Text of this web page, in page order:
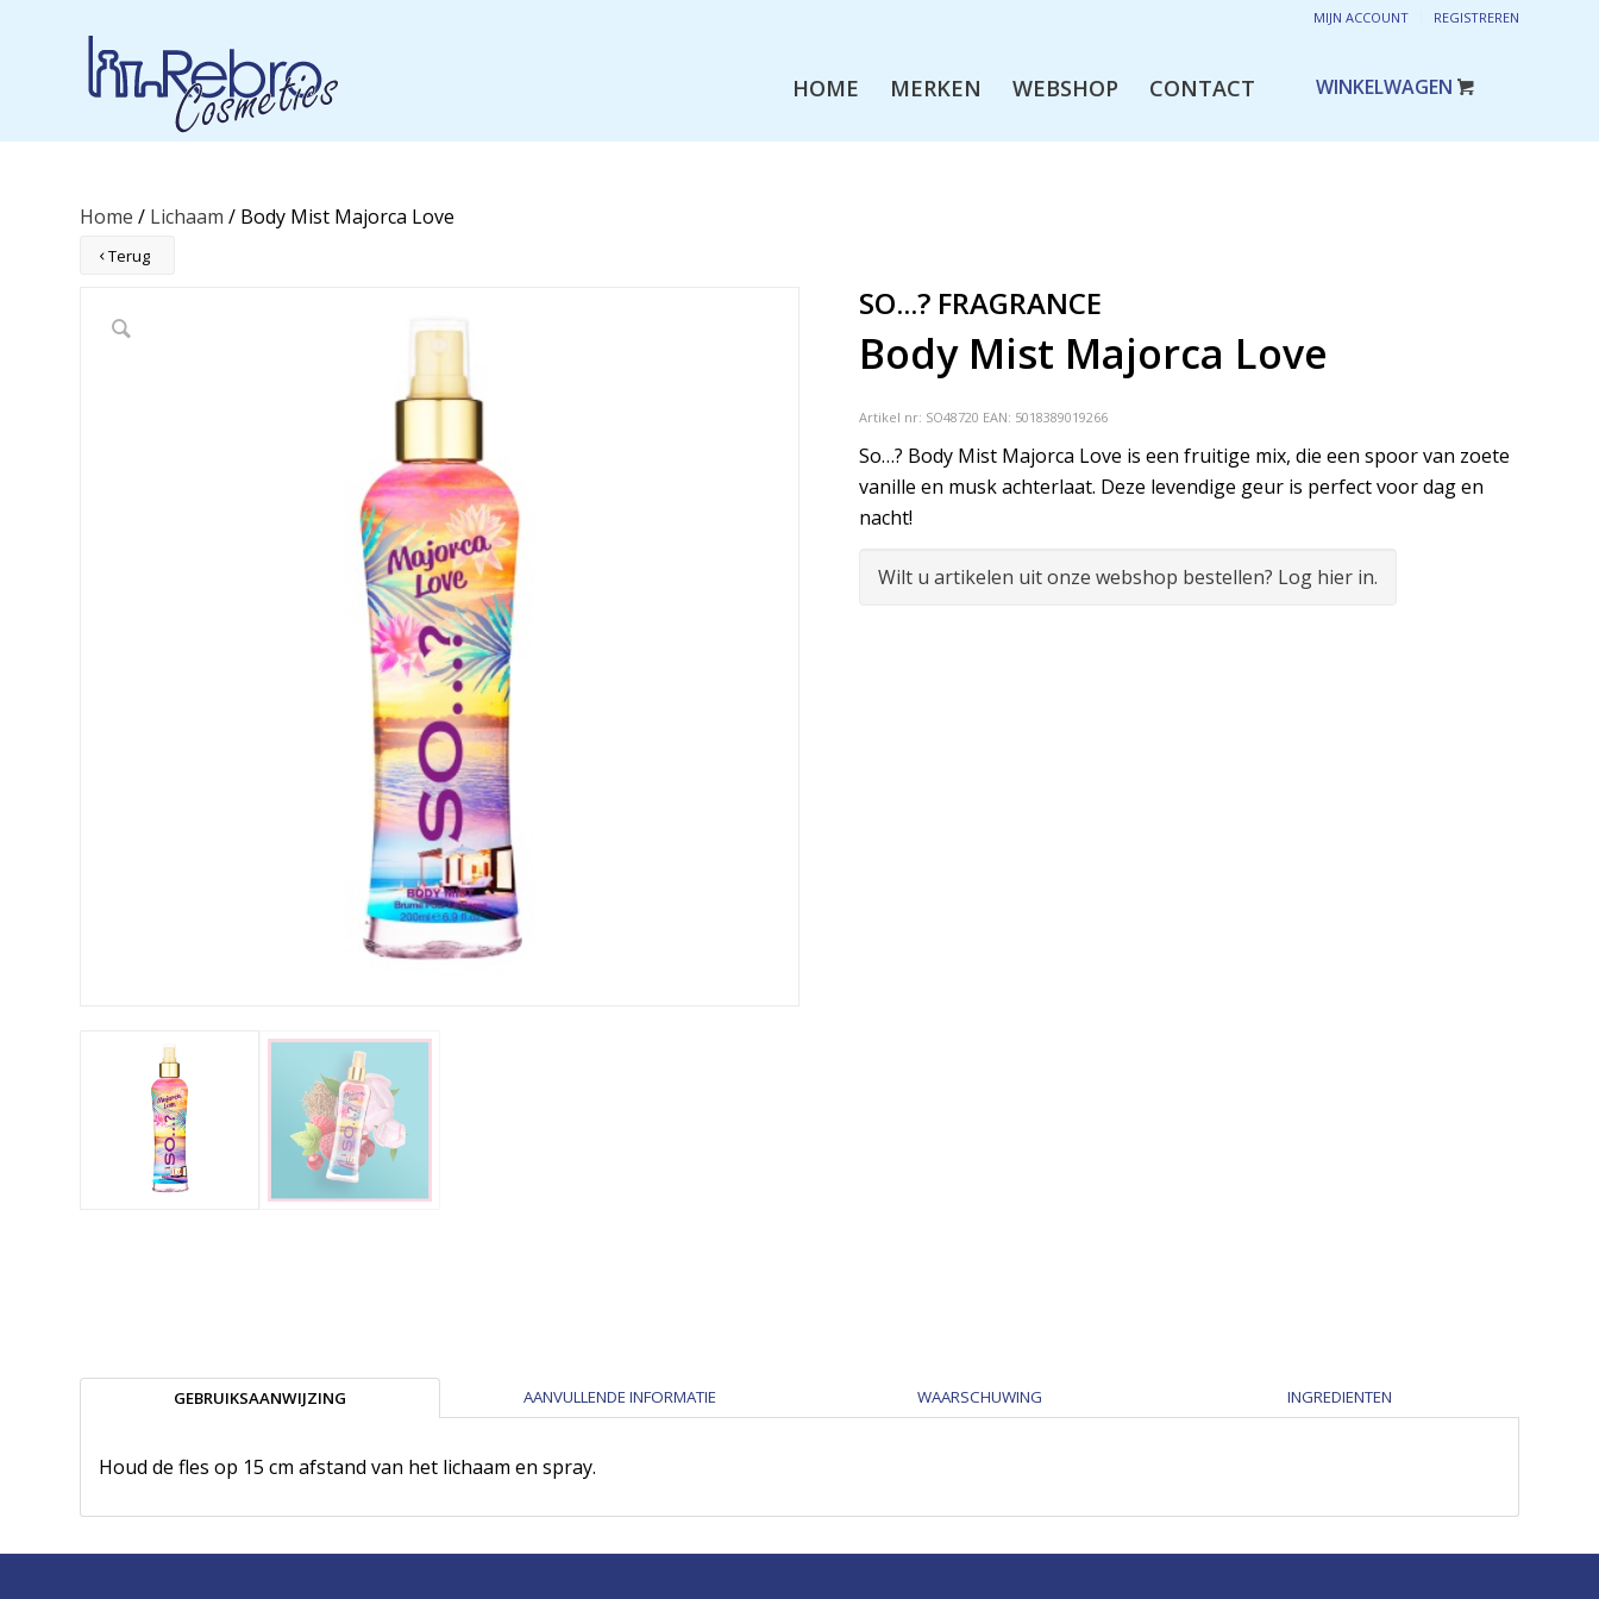
MIJN ACCOUNT REGISTREREN
HOME MERKEN WEBSHOP CONTACT
Home / Lichaam / Body Mist Majorca Love
Terug
SO...? FRAGRANCE
Body Mist Majorca Love
Artikel nr: SO48720 EAN: 5018389019266
So…? Body Mist Majorca Love is een fruitige mix, die een spoor van zoete
vanille en musk achterlaat. Deze levendige geur is perfect voor dag en
nacht!
Wilt u artikelen uit onze webshop bestellen? Log hier in.
GEBRUIKSAANWIJZING AANVULLENDE INFORMATIE WAARSCHUWING INGREDIENTEN
Houd de fles op 15 cm afstand van het lichaam en spray.